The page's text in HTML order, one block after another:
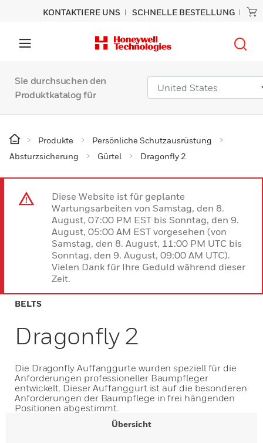
KONTAKTIERE UNS SCHNELLE BESTELLUNG
Sie durchsuchen den
Produktkatalog für
Produkte
Persönliche Schutzausrüstung
Absturzsicherung
Gürtel Dragonfly 2
Diese Website ist für geplante
Wartungsarbeiten von Samstag, den 8.
August, 07:00 PM EST bis Sonntag, den 9.
August, 05:00 AM EST vorgesehen (von
Samstag, den 8. August, 11:00 PM UTC bis
Sonntag, den 9. August, 09:00 AM UTC).
Vielen Dank für Ihre Geduld während dieser
Zeit.
BELTS
Dragonfly 2
Die Dragonfly Auffanggurte wurden speziell für die
Anforderungen professioneller Baumpfleger
entwickelt. Dieser Auffanggurt ist auf die besonderen
Anforderungen der Baumpflege in frei hängenden
Positionen abgestimmt.
Übersicht